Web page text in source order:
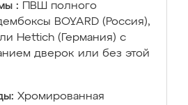
:
ПВШ полного
BOYARD (Россия),
Hettich (Германия) с
дверок или без этой
Хромированная